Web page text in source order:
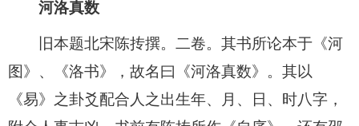
河洛真数
旧本题北宋陈抟撰。二卷。其书所论本于《河
图》、《洛书》，故名曰《河洛真数》。其以
《易》之卦爻配合人之出生年、月、日、时八字，